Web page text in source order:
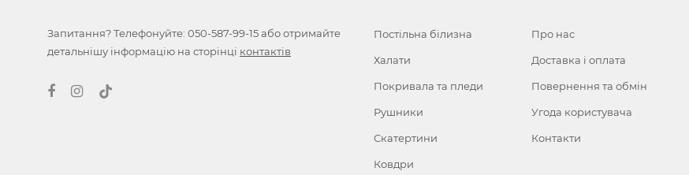
Запитання? Телефонуйте: 050-587-99-15або отримайте
детальнішу інформацію на сторінці контактів
Постільна білизна
Халати
Покривала та пледи
Рушники
Скатертини
Ковдри
Про нас
Доставка і оплата
Повернення та обмін
Угода користувача
Контакти